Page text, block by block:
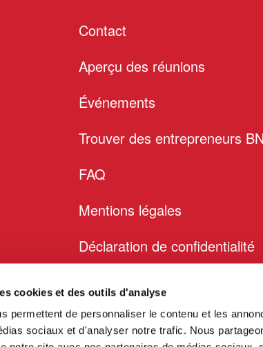
cookies et des outils d'analyse
permettent de personnaliser le contenu et les
sociaux et d'analyser notre trafic. Nous
Contact
Aperçu des réunions
Événements
Trouver des entrepreneurs
FAQ
Mentions légales
Déclaration de confidentialité